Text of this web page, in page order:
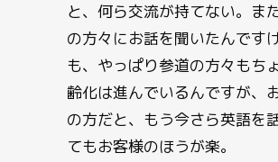
と、何ら交流が持てない。ま
の方々にお話を聞いたんです
も、やっぱり参道の方々もち
齢化は進んでいるんですが、
の方だと、もう今さら英語を
てもお客様のほうが楽。